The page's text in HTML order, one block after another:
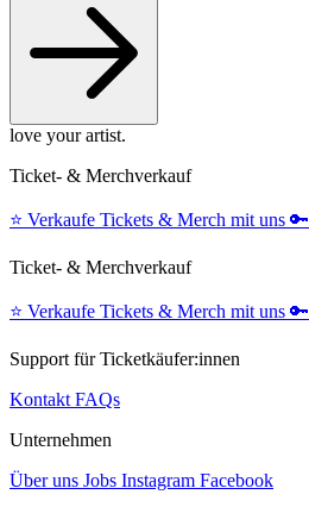
love your artist.
Ticket- & Merchverkauf
⭐️ Verkaufe Tickets & Merch mit uns 🔑
Ticket- & Merchverkauf
⭐️ Verkaufe Tickets & Merch mit uns 🔑
Support für Ticketkäufer:innen
Kontakt FAQs
Unternehmen
Über uns Jobs Instagram Facebook